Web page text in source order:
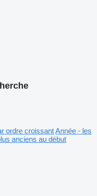
ordre croissantAnnée - les
anciens au début